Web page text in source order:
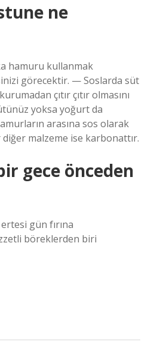
ne
hamuru kullanmak
görecektir. — Soslarda süt
çıtır çıtır olmasını
yoksa yoğurt da
arasına sos olarak
malzeme ise karbonattır.
gece önceden
gün fırına
böreklerden biri